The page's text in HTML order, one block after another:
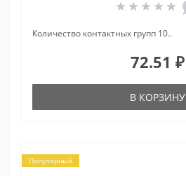
Количество контактных групп 10..
72.51 ₽
В КОРЗИНУ
Популярный